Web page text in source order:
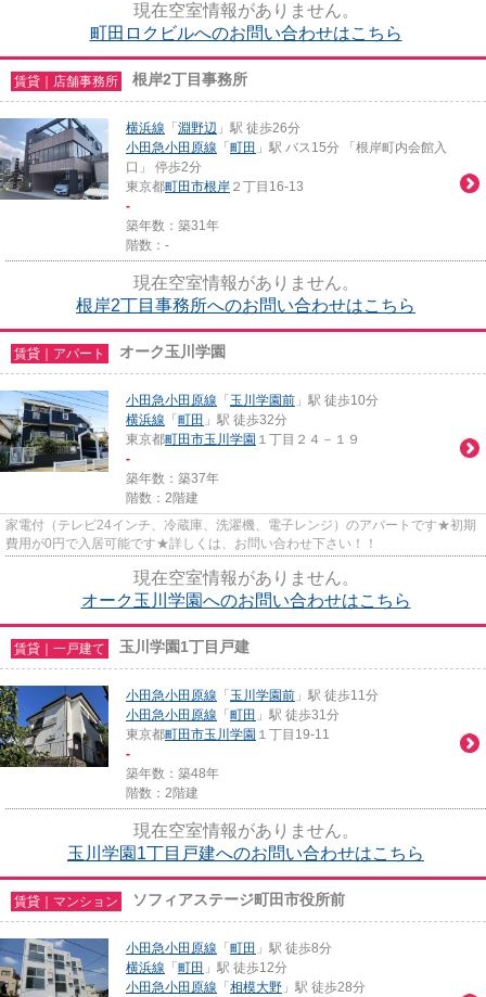
現在空室情報がありません。
町田ロクビルへのお問い合わせはこちら
賃貸｜店舗事務所 根岸2丁目事務所
横浜線 「 淵野辺 」駅 徒歩26分
小田急小田原線 「 町田 」駅 バス15分 「根岸町内会館入
口」 停歩2分
東京都町田市根岸 ２丁目16-13
-
築年数：築31年
階数：-
現在空室情報がありません。
根岸2丁目事務所へのお問い合わせはこちら
賃貸｜アパート オーク玉川学園
小田急小田原線 「 玉川学園前 」駅 徒歩10分
横浜線 「 町田 」駅 徒歩32分
東京都町田市玉川学園 １丁目２４－１９
-
築年数：築37年
階数：2階建
家電付（テレビ24インチ、冷蔵庫、洗濯機、電子レンジ）のアパートです★初期
費用が0円で入居可能です★詳しくは、お問い合わせ下さい！！
現在空室情報がありません。
オーク玉川学園へのお問い合わせはこちら
賃貸｜一戸建て 玉川学園1丁目戸建
小田急小田原線 「 玉川学園前 」駅 徒歩11分
小田急小田原線 「 町田 」駅 徒歩31分
東京都町田市玉川学園 １丁目19-11
-
築年数：築48年
階数：2階建
現在空室情報がありません。
玉川学園1丁目戸建へのお問い合わせはこちら
賃貸｜マンション ソフィアステージ町田市役所前
小田急小田原線 「 町田 」駅 徒歩8分
横浜線 「 町田 」駅 徒歩12分
小田急小田原線 「 相模大野 」駅 徒歩28分